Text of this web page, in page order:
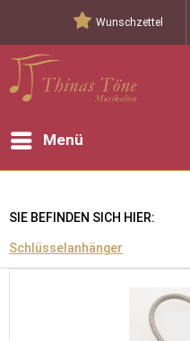
Wunschzettel
Menü
SIE BEFINDEN SICH HIER:
Schlüsselanhänger